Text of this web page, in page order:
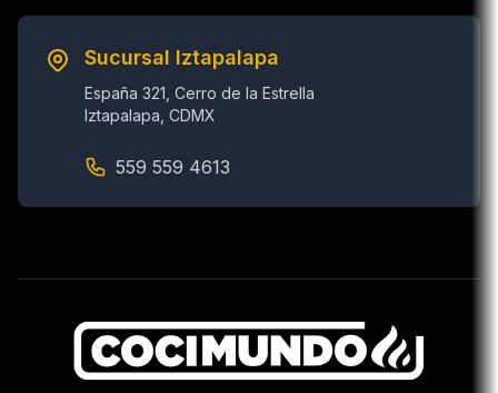
Sucursal Iztapalapa
España 321, Cerro de la Estrella
Iztapalapa, CDMX
559 559 4613